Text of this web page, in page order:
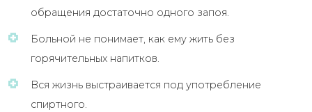
обращения достаточно одного запоя.
Больной не понимает, как ему жить без
горячительных напитков.
Вся жизнь выстраивается под употребление
спиртного.